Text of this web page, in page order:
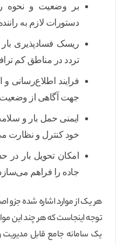
بر وضعیت و نحوه
دستورات لازم به
ریسک فسادپذیری
تردد در مناطق کم
فرایند اطلاع‌رسانی و
جهت آگاهی از وضعیت
ایمنی حمل بار و
خود کنترل و نظارت
امکان تحویل بار
جاده را فراهم
هر یک از موارد اشاره شده
توجه اینجاست که هر چند این
یک سامانه جامع قابل